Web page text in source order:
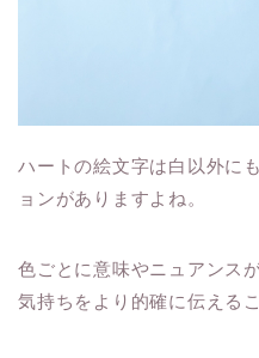
ハートの絵文字は白以外に
ョンがありますよね。
色ごとに意味やニュアンス
気持ちをより的確に伝える